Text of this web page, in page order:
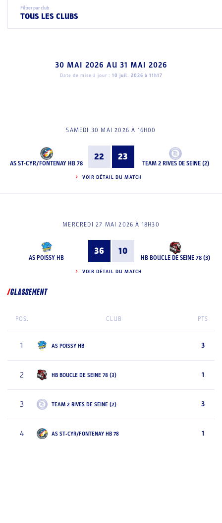
Filtrer par club
TOUS LES CLUBS
30 MAI 2026 AU 31 MAI 2026
Date de mise à jour : 10 juil. 2026 à 11h17
SAMEDI 30 MAI 2026 À 16H00
AS ST-CYR/FONTENAY HB 78
22 23
TEAM 2 RIVES DE SEINE (2)
VOIR DÉTAIL DU MATCH
MERCREDI 27 MAI 2026 À 18H30
AS POISSY HB
36 10
HB BOUCLE DE SEINE 78 (3)
VOIR DÉTAIL DU MATCH
CLASSEMENT
POS. CLUB PTS
1 AS POISSY HB 3
2 HB BOUCLE DE SEINE 78 (3) 1
3 TEAM 2 RIVES DE SEINE (2) 3
4 AS ST-CYR/FONTENAY HB 78 1